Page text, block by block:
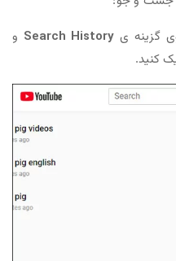
گزینه یSearch History و
کنید.